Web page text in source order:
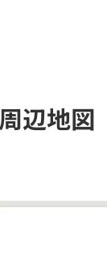
周辺地図